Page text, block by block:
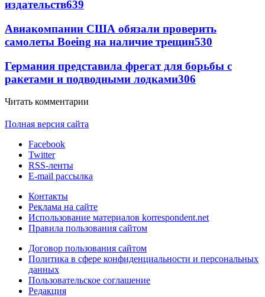
издательств639
Авиакомпании США обязали проверить
самолеты Boeing на наличие трещин530
Германия представила фрегат для борьбы с
ракетами и подводными лодками306
Читать комментарии
Полная версия сайта
Facebook
Twitter
RSS-ленты
E-mail рассылка
Контакты
Реклама на сайте
Использование материалов korrespondent.net
Правила пользования сайтом
Договор пользования сайтом
Политика в сфере конфиденциальности и персональных
данных
Пользовательское соглашение
Редакция